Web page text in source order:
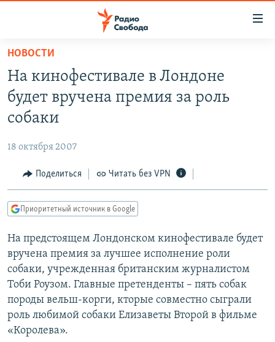
упрощенного
доступа
Вернуться
основному
Вернутся
Вернутся
поиску
ПРОГРАММЫ
ПОДКАСТЫ
АВТОРСКИЕ ПРОЕКТЫ
МНЕНИЯ
КУЛЬТУРА
КАВКАЗ.РЕАЛИИ
СЕВЕР.РЕАЛИИ
СИБИРЬ.РЕАЛИИ
РАСПИСАНИЕ ВЕЩАНИЯ
ПОДПИШИТЕСЬ НА РАССЫЛКУ
НОВОСТИ
На кинофестивале в Лондоне
будет вручена премия за роль
собаки
18 октября 2007
Поделиться Читать без VPN
Приоритетный источник в Google
На предстоящем Лондонском кинофестивале будет
вручена премия за лучшее исполнение роли
собаки, учрежденная британским журналистом
Тоби Роузом. Главные претенденты – пять собак
породы вельш-корги, кторые совместно сыграли
роль любимой собаки Елизаветы Второй в фильме
«Королева».